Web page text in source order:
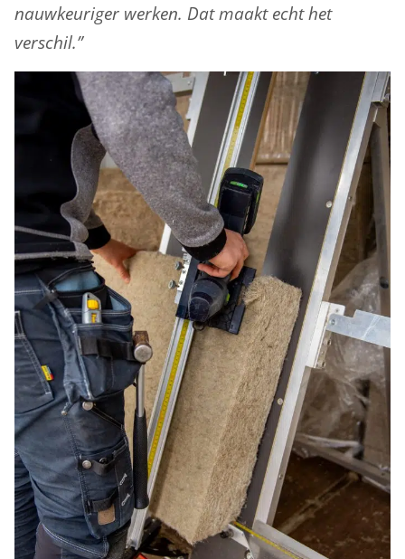
nauwkeuriger werken. Dat maakt echt het
verschil.”